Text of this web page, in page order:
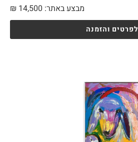
מבצע באתר:
₪ 14,500
לפרטים והזמנה